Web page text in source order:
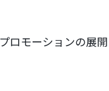
モーションの展開